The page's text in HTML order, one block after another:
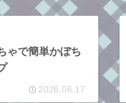
ゃで簡単かぼち
2026.06.17